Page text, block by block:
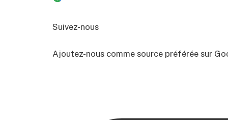
Suivez-nous
Ajoutez-nous comme source préférée sur